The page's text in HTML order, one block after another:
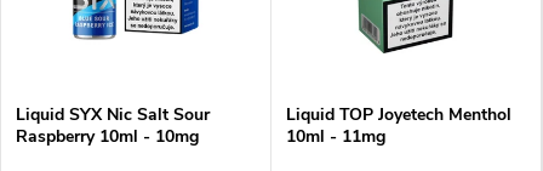
Liquid SYX Nic Salt Sour
Raspberry 10ml - 10mg
Liquid TOP Joyetech Menthol
10ml - 11mg